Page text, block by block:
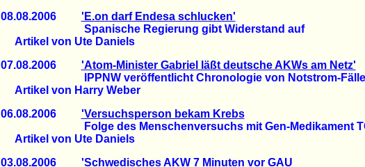
08.08.2006 'E.on darf Endesa schlucken'
Spanische Regierung gibt Widerstand auf
Artikel von Ute Daniels
07.08.2006 'Atom-Minister Gabriel läßt deutsche AKWs am Netz'
IPPNW veröffentlicht Chronologie von Notstrom-
Artikel von Harry Weber
06.08.2006 'Versuchsperson bekam Krebs
Folge des Menschenversuchs mit Gen-Medikament
Artikel von Ute Daniels
03.08.2006 'Schwedisches AKW 7 Minuten vor GAU